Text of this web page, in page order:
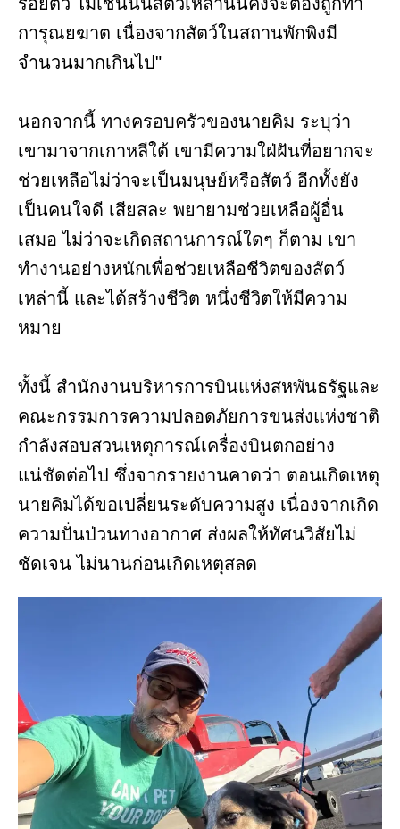
การุณยฆาต เนื่องจากสัตว์ในสถานพักพิงมี
จำนวนมากเกินไป"
นอกจากนี้ ทางครอบครัวของนายคิม ระบุว่า
เขามาจากเกาหลีใต้ เขามีความใฝ่ฝันที่อยากจะ
ช่วยเหลือไม่ว่าจะเป็นมนุษย์หรือสัตว์ อีกทั้งยัง
เป็นคนใจดี เสียสละ พยายามช่วยเหลือผู้อื่น
เสมอ ไม่ว่าจะเกิดสถานการณ์ใดๆ ก็ตาม เขา
ทำงานอย่างหนักเพื่อช่วยเหลือชีวิตของสัตว์
เหล่านี้ และได้สร้างชีวิต หนึ่งชีวิตให้มีความ
หมาย
ทั้งนี้ สำนักงานบริหารการบินแห่งสหพันธรัฐและ
คณะกรรมการความปลอดภัยการขนส่งแห่งชาติ
กำลังสอบสวนเหตุการณ์เครื่องบินตกอย่าง
แน่ชัดต่อไป ซึ่งจากรายงานคาดว่า ตอนเกิดเหตุ
นายคิมได้ขอเปลี่ยนระดับความสูง เนื่องจากเกิด
ความปั่นป่วนทางอากาศ ส่งผลให้ทัศนวิสัยไม่
ชัดเจน ไม่นานก่อนเกิดเหตุสลด